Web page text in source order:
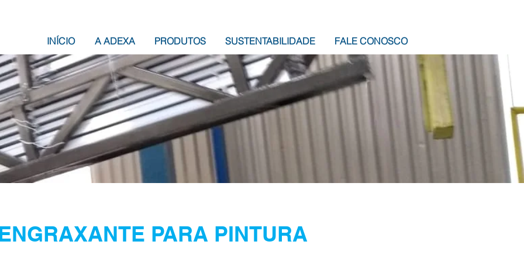
INÍCIO A ADEXA PRODUTOS SUSTENTABILIDADE FALE CONOSCO
PARA PINTURA